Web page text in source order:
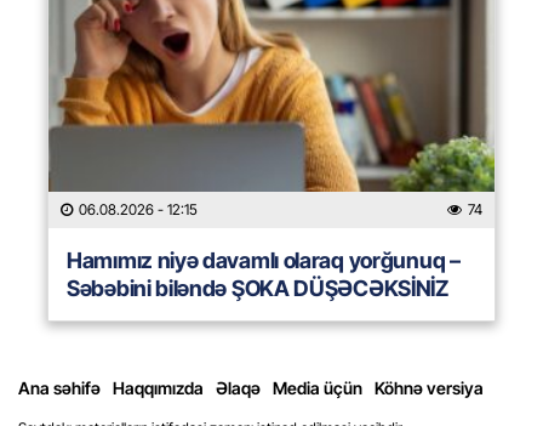
06.08.2026 - 12:15 74
Hamımız niyə davamlı olaraq yorğunuq –
Səbəbini biləndə ŞOKA DÜŞƏCƏKSİNİZ
Ana səhifə Haqqımızda Əlaqə Media üçün Köhnə versiya